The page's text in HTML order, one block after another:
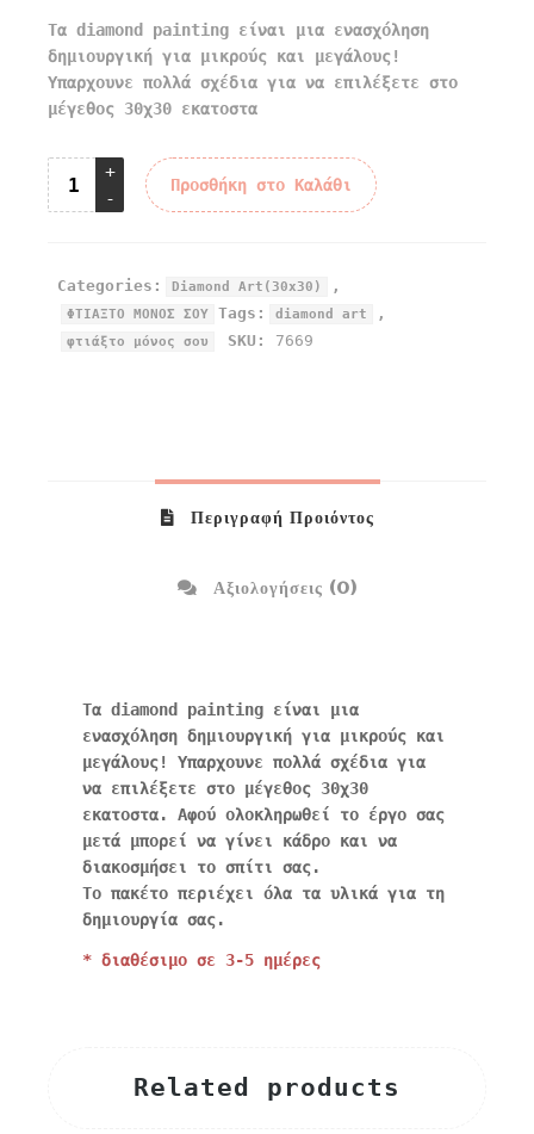
Τα diamond painting είναι μια ενασχόληση
δημιουργική για μικρούς και μεγάλους!
Υπαρχουνε πολλά σχέδια για να επιλέξετε στο
μέγεθος 30χ30 εκατοστα
Προσθήκη στο Καλάθι
Categories: Diamond Art(30x30) ,
ΦΤΙΑΞΤΟ ΜΟΝΟΣ ΣΟΥ Tags: diamond art ,
φτιάξτο μόνος σου SKU: 7669
Περιγραφή Προιόντος
Αξιολογήσεις (0)
Τα diamond painting είναι μια
ενασχόληση δημιουργική για μικρούς και
μεγάλους! Υπαρχουνε πολλά σχέδια για
να επιλέξετε στο μέγεθος 30χ30
εκατοστα. Αφού ολοκληρωθεί το έργο σας
μετά μπορεί να γίνει κάδρο και να
διακοσμήσει το σπίτι σας.
Το πακέτο περιέχει όλα τα υλικά για τη
δημιουργία σας.
* διαθέσιμο σε 3-5 ημέρες
Related products